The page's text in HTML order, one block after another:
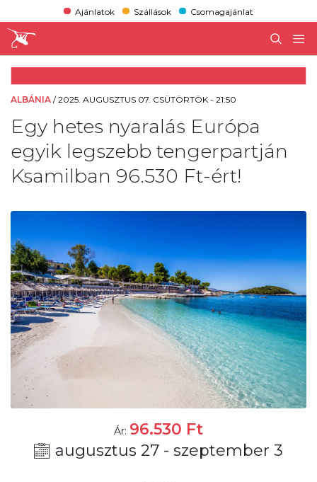
Ajánlatok Szállások Csomagajánlat
ALBÁNIA /2025. AUGUSZTUS 07. CSÜTÖRTÖK - 21:50
Egy hetes nyaralás Európa
egyik legszebb tengerpartján
Ksamilban 96.530 Ft-ért!
Ár: 96.530 Ft
augusztus 27 - szeptember 3